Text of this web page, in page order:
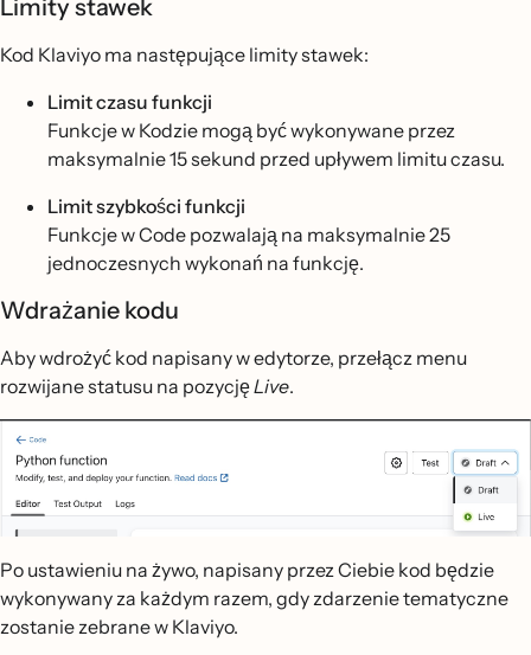
Limity stawek
Kod Klaviyo ma następujące limity stawek:
Limit czasu funkcji
Funkcje w Kodzie mogą być wykonywane przez
maksymalnie 15 sekund przed upływem limitu czasu.
Limit szybkości funkcji
Funkcje w Code pozwalają na maksymalnie 25
jednoczesnych wykonań na funkcję.
Wdrażanie kodu
Aby wdrożyć kod napisany w edytorze, przełącz menu
rozwijane statusu na pozycjęLive.
Po ustawieniu na żywo, napisany przez Ciebie kod będzie
wykonywany za każdym razem, gdy zdarzenie tematyczne
zostanie zebrane w Klaviyo.